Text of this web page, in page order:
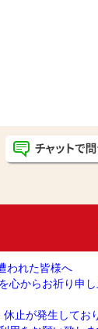
われた皆様へ
からお祈り申し
止が発生してお